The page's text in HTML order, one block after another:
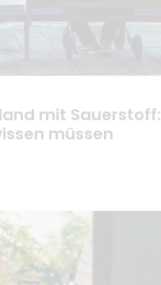
mit Sauerstoff:
müssen